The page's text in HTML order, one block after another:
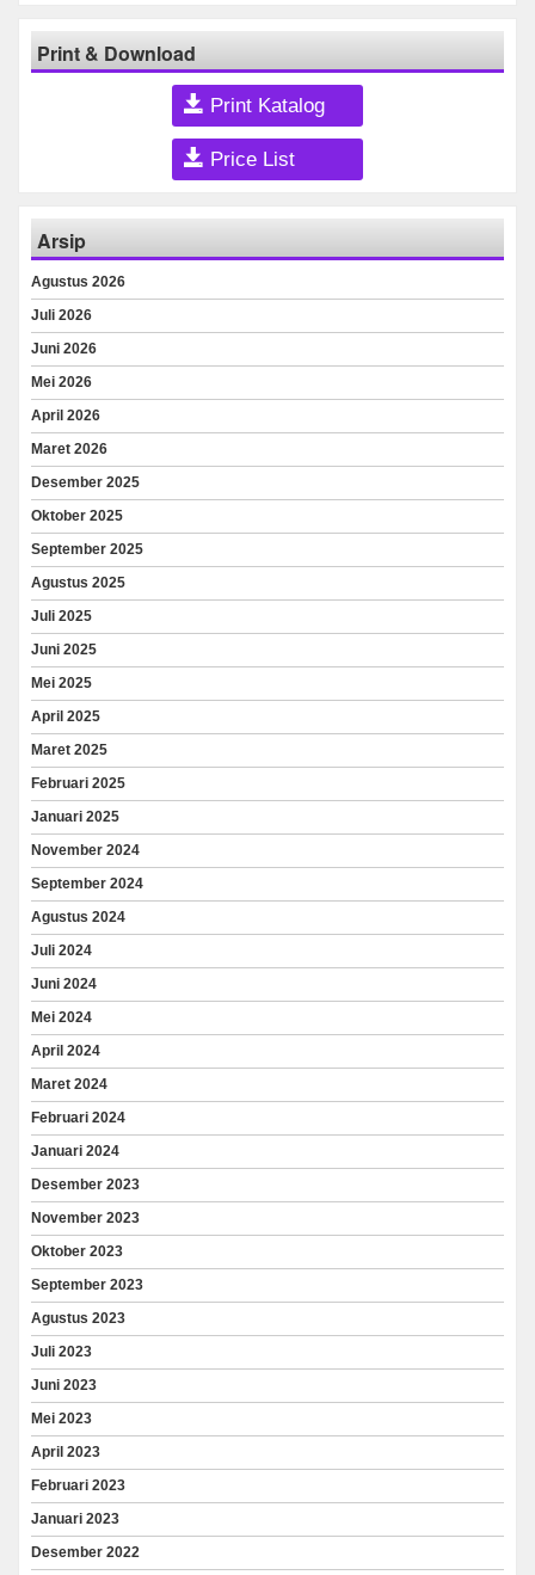
Print & Download
Print Katalog
Price List
Arsip
Agustus 2026
Juli 2026
Juni 2026
Mei 2026
April 2026
Maret 2026
Desember 2025
Oktober 2025
September 2025
Agustus 2025
Juli 2025
Juni 2025
Mei 2025
April 2025
Maret 2025
Februari 2025
Januari 2025
November 2024
September 2024
Agustus 2024
Juli 2024
Juni 2024
Mei 2024
April 2024
Maret 2024
Februari 2024
Januari 2024
Desember 2023
November 2023
Oktober 2023
September 2023
Agustus 2023
Juli 2023
Juni 2023
Mei 2023
April 2023
Februari 2023
Januari 2023
Desember 2022